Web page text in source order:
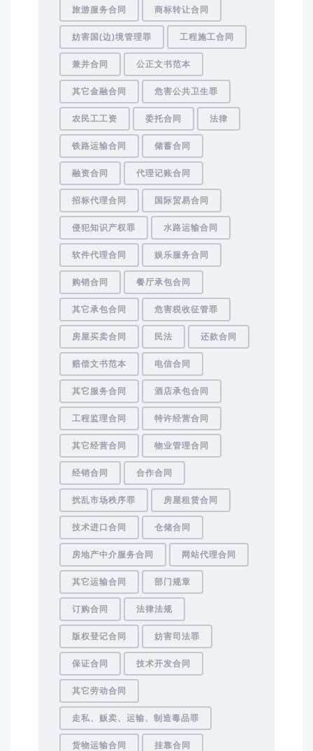
旅游服务合同 商标转让合同
妨害国(边)境管理罪 工程施工合同
兼并合同 公正文书范本
其它金融合同 危害公共卫生罪
农民工工资 委托合同 法律
铁路运输合同 储蓄合同
融资合同 代理记账合同
招标代理合同 国际贸易合同
侵犯知识产权罪 水路运输合同
软件代理合同 娱乐服务合同
购销合同 餐厅承包合同
其它承包合同 危害税收征管罪
房屋买卖合同 民法 还款合同
赔偿文书范本 电信合同
其它服务合同 酒店承包合同
工程监理合同 特许经营合同
其它经营合同 物业管理合同
经销合同 合作合同
扰乱市场秩序罪 房屋租赁合同
技术进口合同 仓储合同
房地产中介服务合同 网站代理合同
其它运输合同 部门规章
订购合同 法律法规
版权登记合同 妨害司法罪
保证合同 技术开发合同
其它劳动合同
走私、贩卖、运输、制造毒品罪
货物运输合同 挂靠合同